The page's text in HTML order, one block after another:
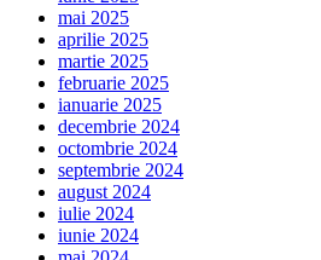
mai 2025
aprilie 2025
martie 2025
februarie 2025
ianuarie 2025
decembrie 2024
octombrie 2024
septembrie 2024
august 2024
iulie 2024
iunie 2024